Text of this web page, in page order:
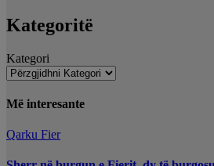
Kategoritë
Kategori
Më interesante
Qarku Fier